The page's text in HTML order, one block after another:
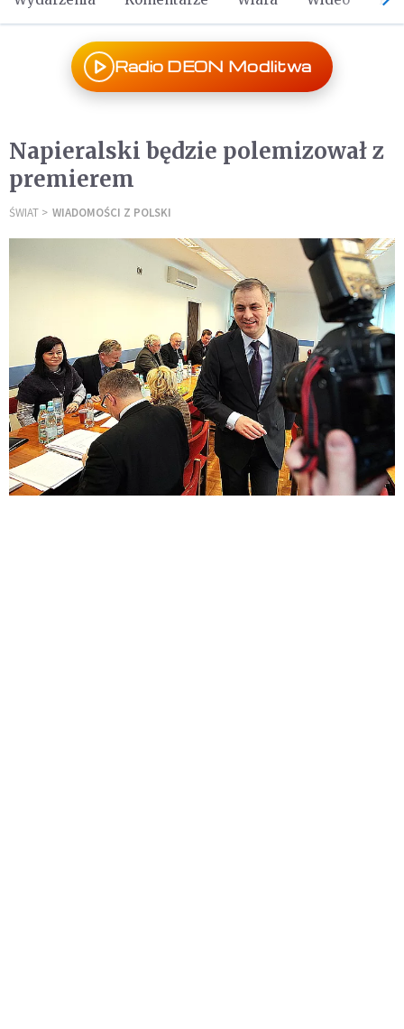
Radio DEON Modlitwa
Napieralski będzie polemizował z
premierem
ŚWIAT WIADOMOŚCI Z POLSKI